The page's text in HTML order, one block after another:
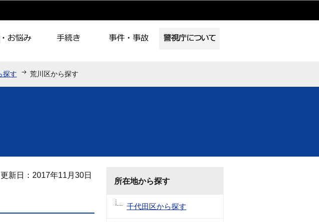
へ移動
探す 荒川区から探す
更新日：2017年11月30日
所在地から探す
千代田区から探す